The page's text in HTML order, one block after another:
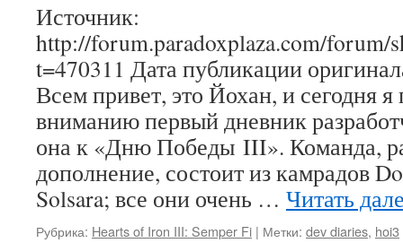
Источник:
http://forum.paradoxplaza.com/forum/
t=470311 Дата публикации
Всем привет, это Йохан, и сегодня
вниманию первый дневник
она к «Дню Победы III». Команда,
дополнение, состоит из камрадов
Solsara; все они очень … Читать
Рубрика: Hearts of Iron III: Semper Fi | Метки: dev diaries, hoi3